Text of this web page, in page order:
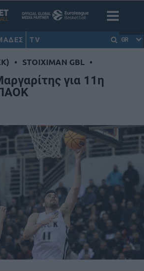
TV GR
• STOIXIMAN GBL •
για 11η